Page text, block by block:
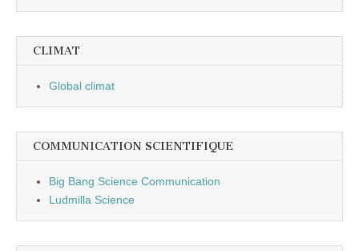
CLIMAT
Global climat
COMMUNICATION SCIENTIFIQUE
Big Bang Science Communication
Ludmilla Science